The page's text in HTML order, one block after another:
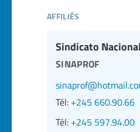
affiliés
Sindicato
sinaprof
Tél: +245 660.90.66
Tél: +245 597.94.00